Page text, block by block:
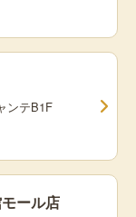
ンテB1F
ール店